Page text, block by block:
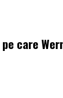
care